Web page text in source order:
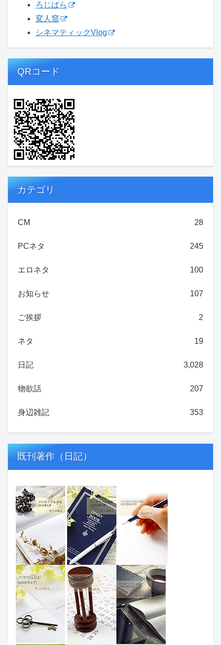
ろじぱら
変人窟
シネマティックVlog
QRコード
カテゴリ
CM 28
PCネタ 245
エロネタ 100
お知らせ 107
ご挨拶 2
ネタ 19
日記 3,028
物欲話 207
身辺雑記 353
既刊著作（日記）